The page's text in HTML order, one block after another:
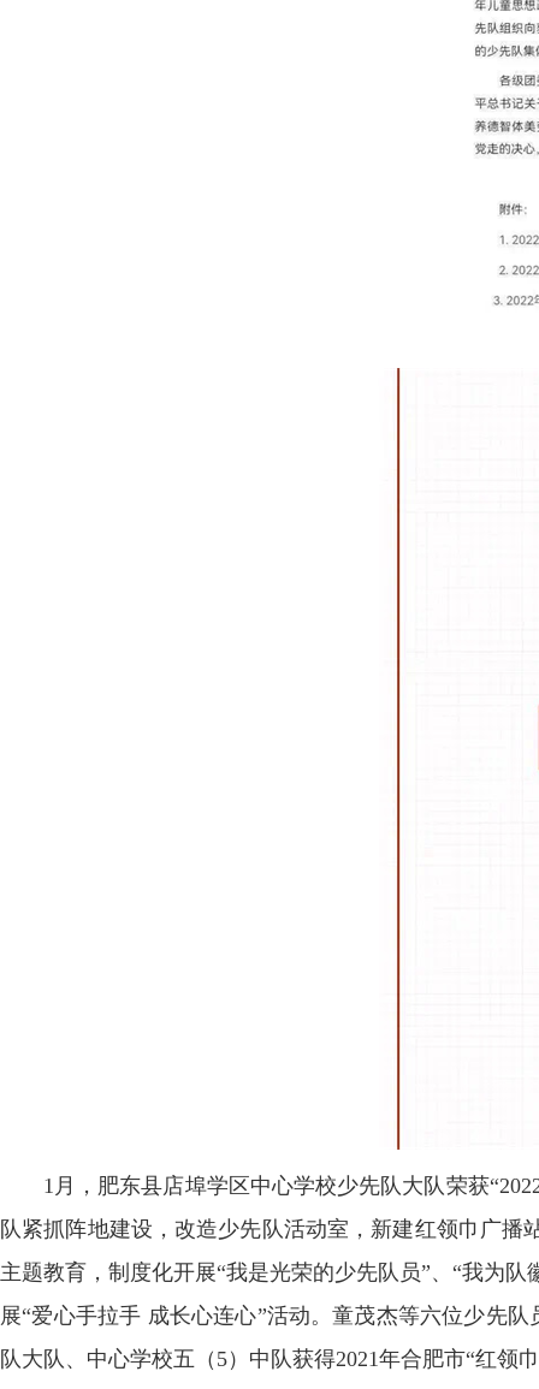
1月，肥东县店埠学区中心学校少先队大队荣获
队紧抓阵地建设，改造少先队活动室，新建红领巾广
主题教育，制度化开展“我是光荣的少先队员”、“我为
展“爱心手拉手 成长心连心”活动。童茂杰等六位少先
队大队、中心学校五（5）中队获得2021年合肥市“红领